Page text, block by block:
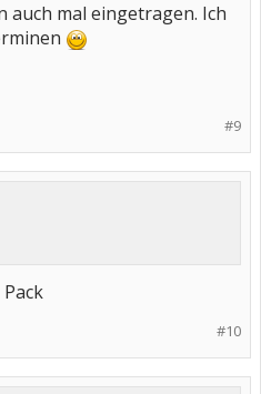
auch mal eingetragen. Ich
#9
#10